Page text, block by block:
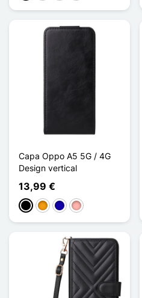
Capa Oppo A5 5G / 4G
Design vertical
13,99 €
PretoLaranjaAzul Escuro
Ouro rosa